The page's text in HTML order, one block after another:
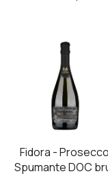
Fidora - Prosecco
Spumante DOC